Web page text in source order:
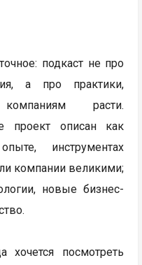
подкаст не про
а про практики,
расти.
проект описан как
инструментах
компании великими;
новые бизнес-
хочется посмотреть